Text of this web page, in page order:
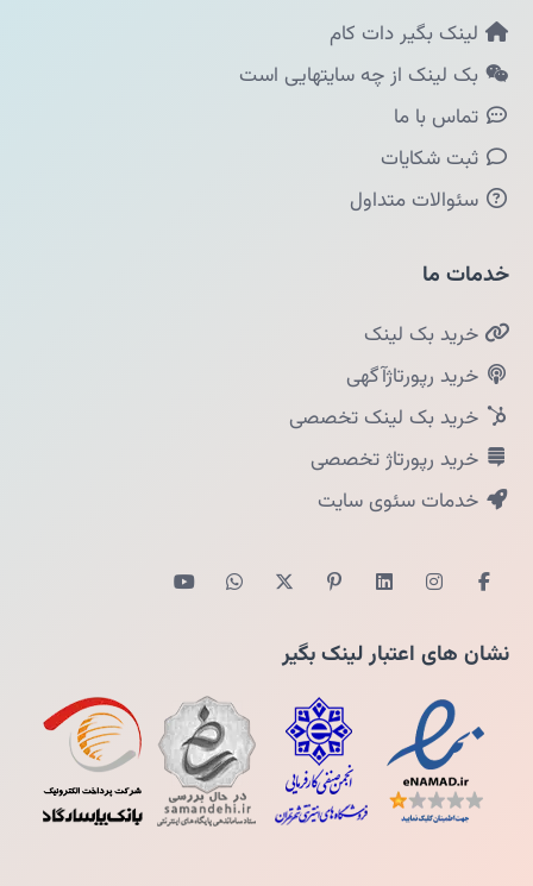
لینک بگیر دات کام
بک لینک از چه سایتهایی است
تماس با ما
ثبت شکایات
سئوالات متداول
خدمات ما
خرید بک لینک
خرید رپورتاژآگهی
خرید بک لینک تخصصی
خرید رپورتاژ تخصصی
خدمات سئوی سایت
نشان های اعتبار لینک بگیر